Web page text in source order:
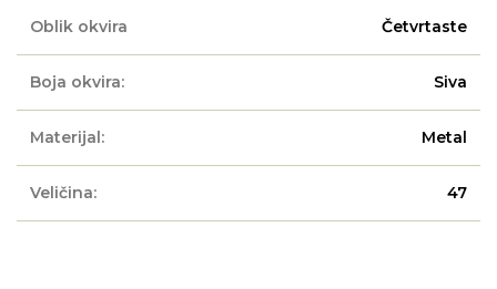
Oblik okvira Četvrtaste
Boja okvira: Siva
Materijal: Metal
Veličina: 47